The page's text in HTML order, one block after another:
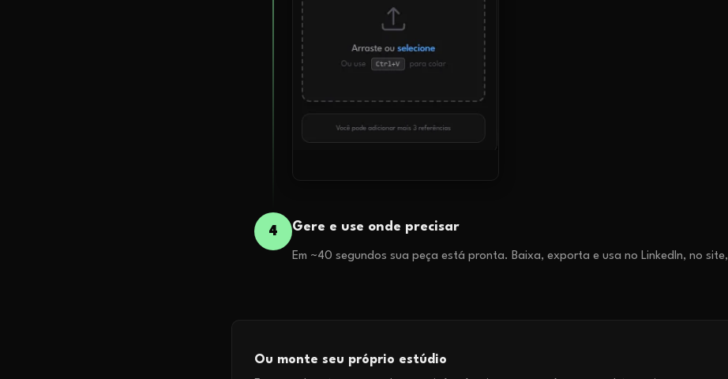
4 Gere e use onde precisar
Em ~40 segundos sua peça está pronta. Baixa, exporta e usa no LinkedIn, no
Ou monte seu próprio estúdio